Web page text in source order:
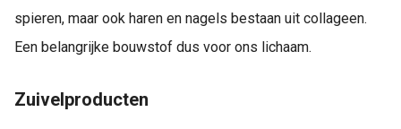
spieren, maar ook haren en nagels bestaan uit collageen.
Een belangrijke bouwstof dus voor ons lichaam.
Zuivelproducten